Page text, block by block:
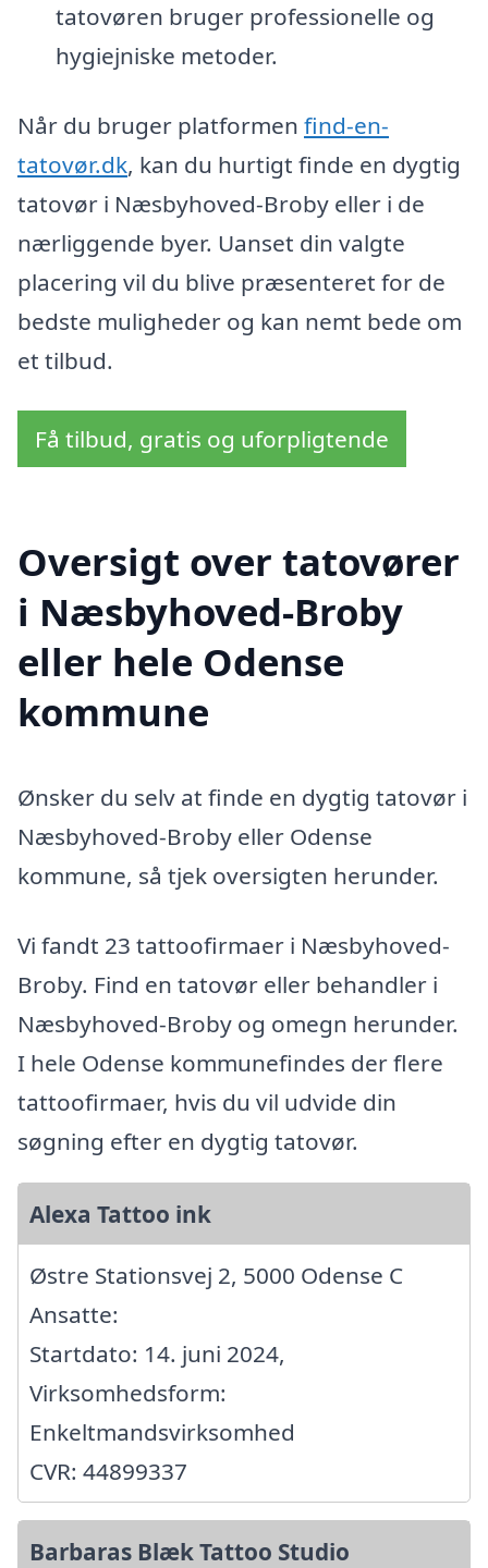
tatovøren bruger professionelle og
hygiejniske metoder.
Når du bruger platformen find-en-
tatovør.dk, kan du hurtigt finde en dygtig
tatovør i Næsbyhoved-Broby eller i de
nærliggende byer. Uanset din valgte
placering vil du blive præsenteret for de
bedste muligheder og kan nemt bede om
et tilbud.
Få tilbud, gratis og uforpligtende
Oversigt over tatovører
i Næsbyhoved-Broby
eller hele Odense
kommune
Ønsker du selv at finde en dygtig tatovør i
Næsbyhoved-Broby eller Odense
kommune, så tjek oversigten herunder.
Vi fandt 23 tattoofirmaer i Næsbyhoved-
Broby. Find en tatovør eller behandler i
Næsbyhoved-Broby og omegn herunder.
I hele Odense kommunefindes der flere
tattoofirmaer, hvis du vil udvide din
søgning efter en dygtig tatovør.
Alexa Tattoo ink
Østre Stationsvej 2, 5000 Odense C
Ansatte:
Startdato: 14. juni 2024,
Virksomhedsform:
Enkeltmandsvirksomhed
CVR: 44899337
Barbaras Blæk Tattoo Studio